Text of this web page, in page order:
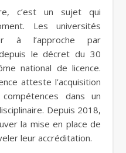
c’est un sujet qui
Les universités
à l’approche par
le décret du 30
national de licence.
atteste l’acquisition
dans un
Depuis 2018,
la mise en place de
leur accréditation.